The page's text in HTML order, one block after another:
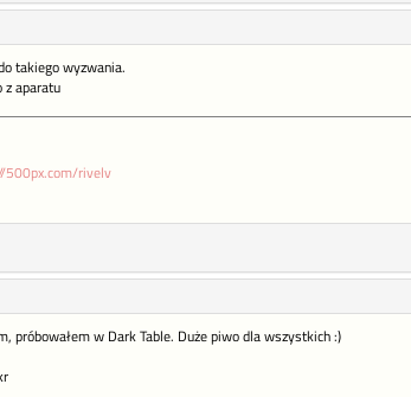
takiego wyzwania.
z aparatu
500px.com/rivelv
próbowałem w Dark Table. Duże piwo dla wszystkich :)